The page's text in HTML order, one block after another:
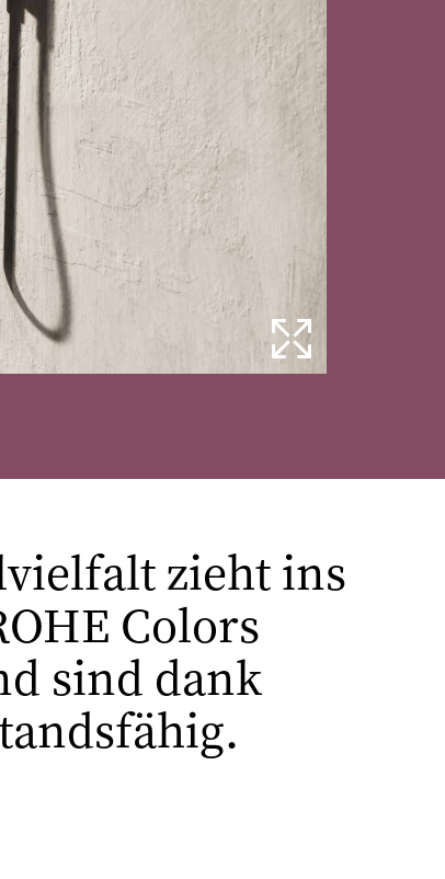
zieht ins
Colors
sind dank